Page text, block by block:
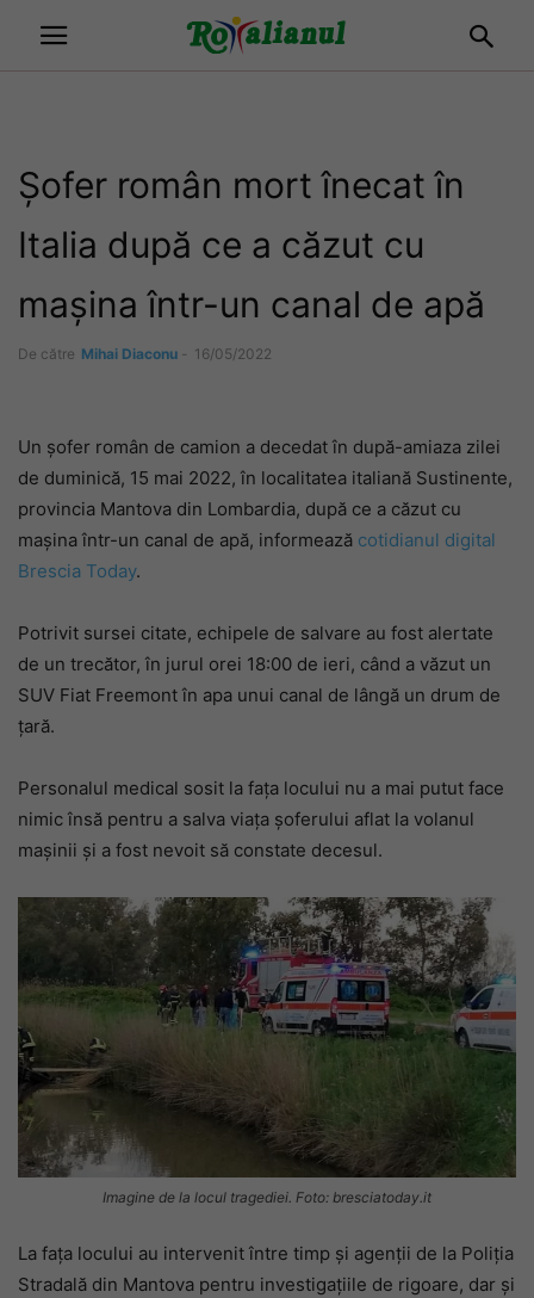
Șofer român mort înecat în
Italia după ce a căzut cu
mașina într-un canal de apă
De către Mihai Diaconu - 16/05/2022
Un șofer român de camion a decedat în după-amiaza zilei
de duminică, 15 mai 2022, în localitatea italiană Sustinente,
provincia Mantova din Lombardia, după ce a căzut cu
mașina într-un canal de apă, informează cotidianul digital
Brescia Today.
Potrivit sursei citate, echipele de salvare au fost alertate
de un trecător, în jurul orei 18:00 de ieri, când a văzut un
SUV Fiat Freemont în apa unui canal de lângă un drum de
țară.
Personalul medical sosit la fața locului nu a mai putut face
nimic însă pentru a salva viața șoferului aflat la volanul
mașinii și a fost nevoit să constate decesul.
Imagine de la locul tragediei. Foto: bresciatoday.it
La fața locului au intervenit între timp și agenții de la Poliția
Stradală din Mantova pentru investigațiile de rigoare, dar și